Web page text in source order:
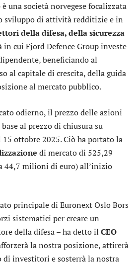
una società norvegese focalizzata
sviluppo di attività redditizie e in
della difesa, della sicurezza
in cui Fjord Defence Group investe
beneficiando al
al capitale di crescita, della guida
al mercato pubblico.
odierno, il prezzo delle azioni
al prezzo di chiusura su
15 ottobre 2025. Ciò ha portato la
di mercato di 525,29
44,7 milioni di euro) all’inizio
principale di Euronext Oslo Bors
sistematici per creare un
della difesa – ha detto il CEO
la nostra posizione, attirerà
di investitori e sosterrà la nostra